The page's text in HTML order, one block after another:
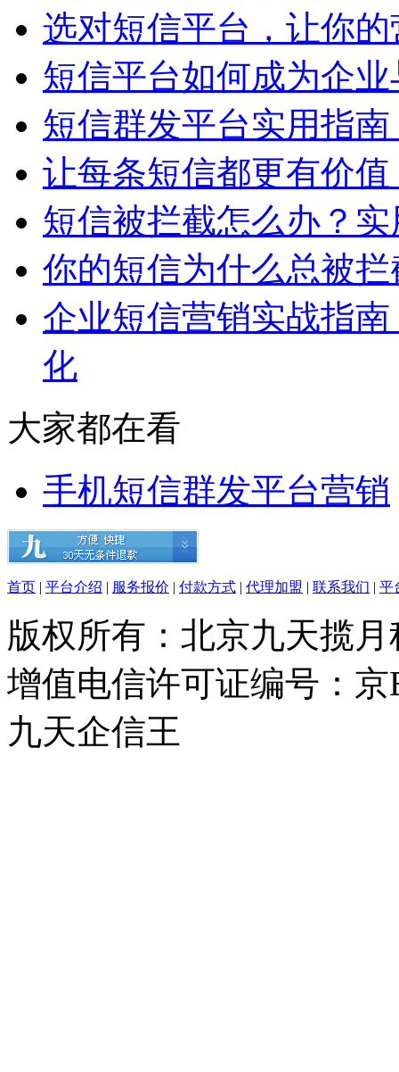
选对短信平台，让你
短信平台如何成为企
短信群发平台实用指
让每条短信都更有价
短信被拦截怎么办？
你的短信为什么总被
企业短信营销实战指
化
大家都在看
手机短信群发平台营销
首页 | 平台介绍 | 服务报价 | 付款方式 | 代理加盟 | 联系我们 | 平
版权所有：北京九天揽月
增值电信许可证编号：京
九天企信王